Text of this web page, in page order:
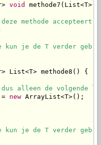
void methode7(List<T>
methode
kun je de T verder
List<T> methode8() {
dus alleen de volgende
=
new ArrayList<T>();
kun je de T verder